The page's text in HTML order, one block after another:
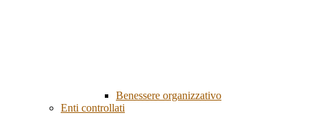
Benessere organizzativo
Enti controllati